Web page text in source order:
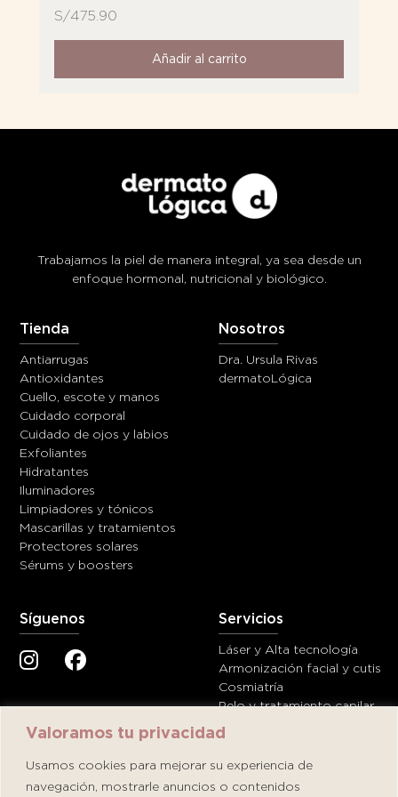
Valoramos tu privacidad
Usamos cookies para mejorar su experiencia de
navegación, mostrarle anuncios o contenidos
S/475.90
Añadir al carrito
Añadir al carrito
Añadir al carrito
S/316.90
Añadir al carrito
Añadir al carrito
Sin stock
Añadir al carrito
Añadir al carrito
Sin stock
S/630.90
Añadir al carrito
Trabajamos la piel de manera integral, ya sea desde un
enfoque hormonal, nutricional y biológico.
Tienda
Antiarrugas
Antioxidantes
Cuello, escote y manos
Cuidado corporal
Cuidado de ojos y labios
Exfoliantes
Hidratantes
Iluminadores
Limpiadores y tónicos
Mascarillas y tratamientos
Protectores solares
Sérums y boosters
Nosotros
Dra. Ursula Rivas
dermatoLógica
Síguenos Servicios
Láser y Alta tecnología
Armonización facial y cutis
Cosmiatría
Pelo y tratamiento capilar
Ayuda
Términos y condiciones
Contáctanos